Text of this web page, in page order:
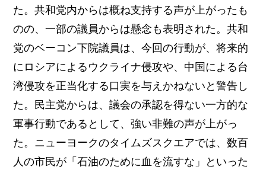
た。共和党内からは概ね支持する声が上がったも
のの、一部の議員からは懸念も表明された。共和
党のベーコン下院議員は、今回の行動が、将来的
にロシアによるウクライナ侵攻や、中国による台
湾侵攻を正当化する口実を与えかねないと警告し
た。民主党からは、議会の承認を得ない一方的な
軍事行動であるとして、強い非難の声が上がっ
た。ニューヨークのタイムズスクエアでは、数百
人の市民が「石油のために血を流すな」といった